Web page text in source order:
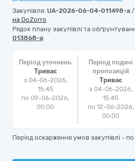
Закупівля: UA-2026-06-04-011498-a /
на DoZorro
Рядок плану закупівлі та
013868-a
Період уточнень
Триває
з 04-06-2026,
15:45
по 09-06-2026,
00:00
Період подачі
пропозицій
Триває
з 04-06-2026,
15:45
по 12-06-2026,
00:00
Період оскарження умов закупівлі - по